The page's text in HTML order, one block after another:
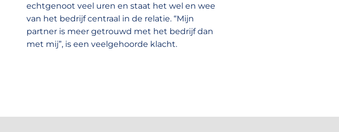
echtgenoot veel uren en staat het wel en wee
van het bedrijf centraal in de relatie. “Mijn
partner is meer getrouwd met het bedrijf dan
met mij”, is een veelgehoorde klacht.